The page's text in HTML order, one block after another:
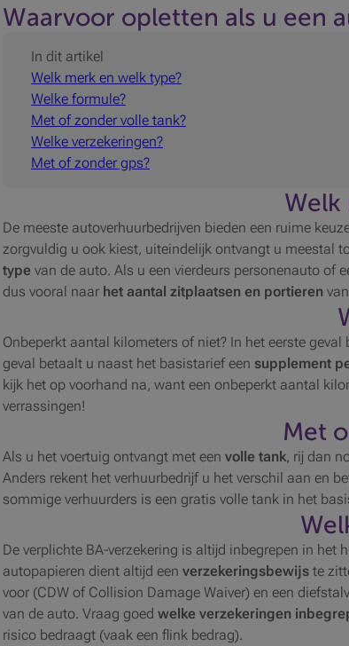
Waarvoor opletten als u een
In dit artikel
Welk merk en welk type?
Welke formule?
Met of zonder volle tank?
Welke verzekeringen?
Met of zonder gps?
Welk
De meeste autoverhuurbedrijven bieden een ruime
zorgvuldig u ook kiest, uiteindelijk ontvangt u meestal
type van de auto. Als u een vierdeurs personenauto of
dus vooral naar het aantal zitplaatsen en portieren
Onbeperkt aantal kilometers of niet? In het eerste geval
geval betaalt u naast het basistarief een supplement
kijk het op voorhand na, want een onbeperkt aantal
verrassingen!
Met
Als u het voertuig ontvangt met een volle tank, rij dan
Anders rekent het verhuurbedrijf u het verschil aan en
sommige verhuurders is een gratis volle tank in het
De verplichte BA-verzekering is altijd inbegrepen in
autopapieren dient altijd een verzekeringsbewijs te
voor (CDW of Collision Damage Waiver) en een
van de auto. Vraag goed welke verzekeringen
risico bedraagt (vaak een flink bedrag).